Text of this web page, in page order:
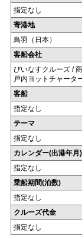
指定なし
寄港地
鳥羽（日本）
客船会社
びいなすクルーズ /
戸内ヨットチャータ
客船
指定なし
テーマ
指定なし
カレンダー(出港年月)
指定なし
乗船期間(泊数)
指定なし
クルーズ代金
指定なし